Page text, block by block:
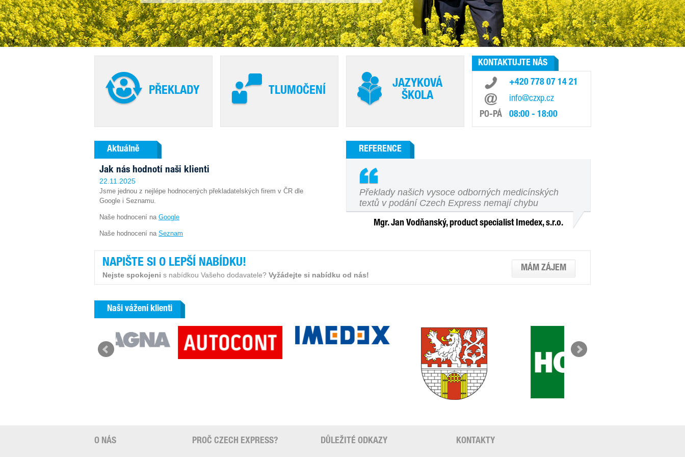
PŘEKLADY TLUMOČENÍ
JAZYKOVÁ
ŠKOLA
KONTAKTUJTE NÁS
+420 778 07 14 21
info@czxp.cz
PO-PÁ
08:00 - 18:00
Aktuálně
Jak nás hodnotí naši klienti
22.11.2025
Jsme jednou z nejlépe hodnocených překladatelských firem v ČR dle
Google i Seznamu.
Naše hodnocení na Google
Naše hodnocení na Seznam
REFERENCE
Překlady našich vysoce odborných medicínských
textů v podání Czech Express nemají chybu
Mgr. Jan Vodňanský, product specialist Imedex, s.r.o.
MÁM ZÁJEM
NAPIŠTE SI O LEPŠÍ NABÍDKU!
Nejste spokojeni s nabídkou Vašeho dodavatele? Vyžádejte si nabídku od nás!
Naši vážení klienti
O NÁS PROČ CZECH EXPRESS? DŮLEŽITÉ ODKAZY KONTAKTY